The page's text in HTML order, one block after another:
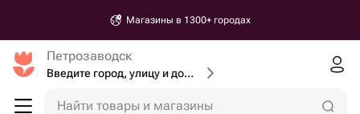
Магазины в 1300+ городах
Петрозаводск
Введите город, улицу и дом доставки
Найти товары и магазины